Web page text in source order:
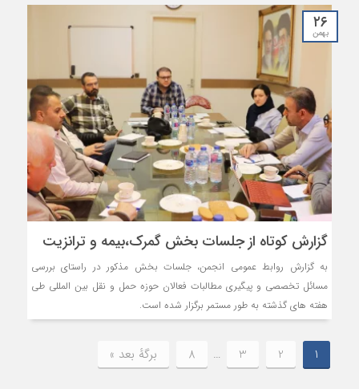
۲۶
بهمن
گزارش کوتاه از جلسات بخش گمرک،بیمه و ترانزیت
به گزارش روابط عمومی انجمن، جلسات بخش مذکور در راستای بررسی
مسائل تخصصی و پیگیری مطالبات فعالان حوزه حمل و نقل بین المللی طی
هفته های گذشته به طور مستمر برگزار شده است.
1
2
3
…
8 برگهٔ بعد »